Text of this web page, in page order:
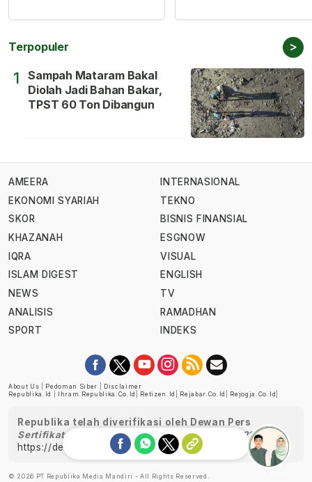
Terpopuler >
1
Sampah Mataram Bakal
Diolah Jadi Bahan Bakar,
TPST 60 Ton Dibangun
AMEERA
EKONOMI SYARIAH
SKOR
KHAZANAH
IQRA
ISLAM DIGEST
NEWS
ANALISIS
SPORT
INTERNASIONAL
TEKNO
BISNIS FINANSIAL
ESGNOW
VISUAL
ENGLISH
TV
RAMADHAN
INDEKS
About Us Pedoman Siber
Disclaimer
Republika.id
Ihram.republika.co.id Retizen.id Rejabar.co.id Rejogja.co.id
Republika telah diverifikasi oleh Dewan Pers
Sertifikat Nomor 1058/DP-Verifikasi/K/XII/2022
https://dewanpers.or.id/data/perusahaanpers
© 2026 PT Republika Media Mandiri - All Rights Reserved.